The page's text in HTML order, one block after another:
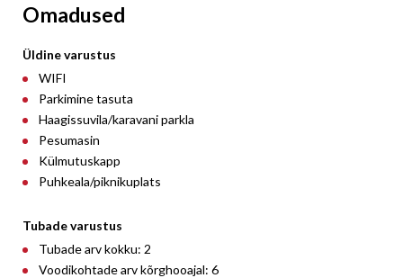
Omadused
Üldine varustus
WIFI
Parkimine tasuta
Haagissuvila/karavani parkla
Pesumasin
Külmutuskapp
Puhkeala/piknikuplats
Tubade varustus
Tubade arv kokku: 2
Voodikohtade arv kõrghooajal: 6